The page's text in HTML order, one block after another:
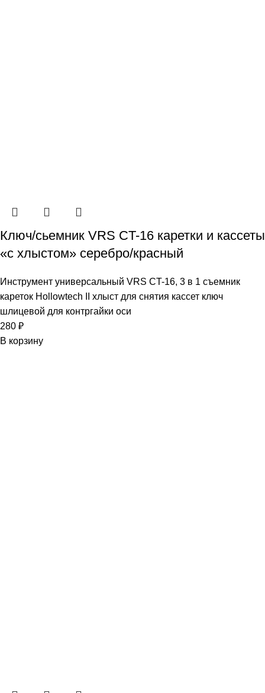
Ключ/сьемник VRS CT-16 каретки и кассеты
«с хлыстом» серебро/красный
Инструмент универсальный VRS CT-16, 3 в 1 съемник
кареток Hollowtech II хлыст для снятия кассет ключ
шлицевой для контргайки оси
280 ₽
В корзину